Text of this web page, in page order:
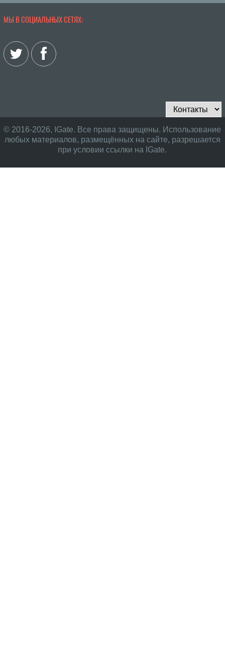
МЫ В СОЦИАЛЬНЫХ СЕТЯХ:
© 2016-2026, IGate. Все права защищены. Использование
любых материалов, размещённых на сайте, разрешается
при условии ссылки на IGate.